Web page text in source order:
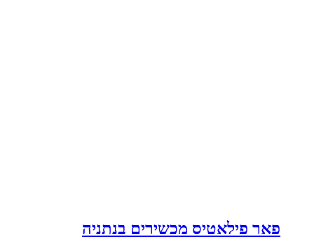
פאר פילאטיס מכשירים בנתניה